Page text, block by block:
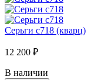
Серьги с718 (кварц)
12 200 ₽
В наличии